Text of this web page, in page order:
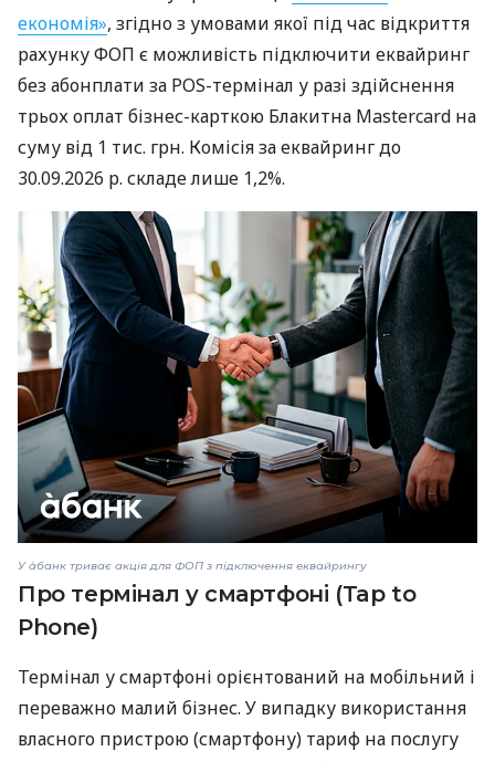
економія», згідно з умовами якої під час відкриття
рахунку ФОП є можливість підключити еквайринг
без абонплати за POS-термінал у разі здійснення
трьох оплат бізнес-карткою Блакитна Mastercard на
суму від 1 тис. грн. Комісія за еквайринг до
30.09.2026 р. складе лише 1,2%.
У àбанк триває акція для ФОП з підключення еквайрингу
Про термінал у смартфоні (Tap to
Phone)
Термінал у смартфоні орієнтований на мобільний і
переважно малий бізнес. У випадку використання
власного пристрою (смартфону) тариф на послугу